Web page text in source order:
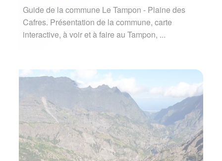
Guide de la commune Le Tampon - Plaine des
Cafres. Présentation de la commune, carte
interactive, à voir et à faire au Tampon, ...